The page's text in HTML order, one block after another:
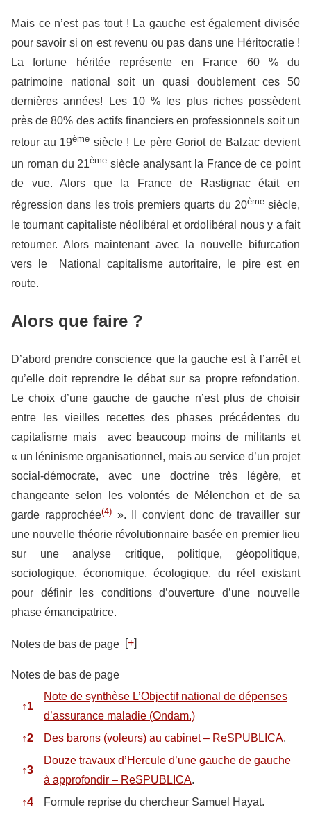
Mais ce n’est pas tout ! La gauche est également divisée
pour savoir si on est revenu ou pas dans une Héritocratie !
La fortune héritée représente en France 60 % du
patrimoine national soit un quasi doublement ces 50
dernières années! Les 10 % les plus riches possèdent
près de 80% des actifs financiers en professionnels soit un
retour au 19ème siècle ! Le père Goriot de Balzac devient
un roman du 21ème siècle analysant la France de ce point
de vue. Alors que la France de Rastignac était en
régression dans les trois premiers quarts du 20èmesiècle,
le tournant capitaliste néolibéral et ordolibéral nous y a fait
retourner. Alors maintenant avec la nouvelle bifurcation
vers le National capitalisme autoritaire, le pire est en
route.
Alors que faire ?
D’abord prendre conscience que la gauche est à l’arrêt et
qu’elle doit reprendre le débat sur sa propre refondation.
Le choix d’une gauche de gauche n’est plus de choisir
entre les vieilles recettes des phases précédentes du
capitalisme mais avec beaucoup moins de militants et
« un léninisme organisationnel, mais au service d’un projet
social-démocrate, avec une doctrine très légère, et
changeante selon les volontés de Mélenchon et de sa
garde rapprochée(4)». Il convient donc de travailler sur
une nouvelle théorie révolutionnaire basée en premier lieu
sur une analyse critique, politique, géopolitique,
sociologique, économique, écologique, du réel existant
pour définir les conditions d’ouverture d’une nouvelle
phase émancipatrice.
Notes de bas de page [+]
Notes de bas de page
↑1
Note de synthèse L’Objectif national de dépenses
d’assurance maladie (Ondam.)
↑2 Des barons (voleurs) au cabinet – ReSPUBLICA.
↑3
Douze travaux d’Hercule d’une gauche de gauche
à approfondir – ReSPUBLICA.
↑4 Formule reprise du chercheur Samuel Hayat.